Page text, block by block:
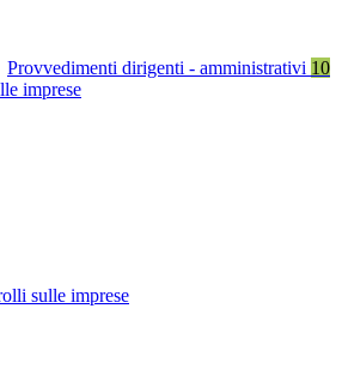
Provvedimenti dirigenti - amministrativi 10
imprese
sulle imprese